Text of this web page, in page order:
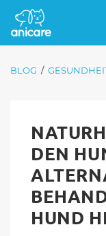
BLOG /
DEN
HUND